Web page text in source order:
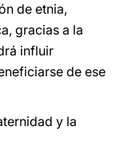
de etnia,
gracias a la
influir
de ese
y la